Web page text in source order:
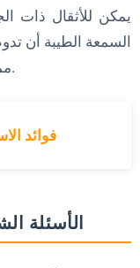
يمكن للأثقال ذات
السمعة الطيبة أن
مما يجعلها استثماراً مفيداً للرافعين الجادين.
فوائد
الأسئلة